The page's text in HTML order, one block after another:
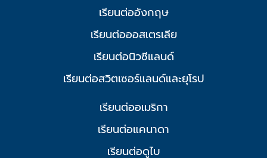
เรียนต่ออังกฤษ
เรียนต่อออสเตรเลีย
เรียนต่อนิวซีแลนด์
เรียนต่อสวิตเซอร์แลนด์และยุโรป
เรียนต่ออเมริกา
เรียนต่อแคนาดา
เรียนต่อดูไบ